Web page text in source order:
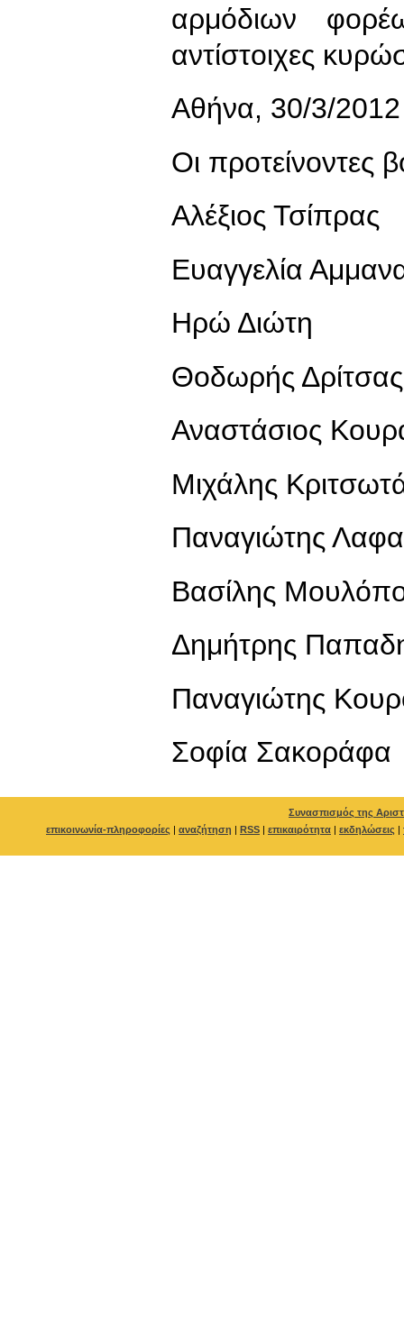
αρμόδιων
αντίστοιχες
Αθήνα, 30/3/2012
Οι προτείνοντες
Αλέξιος Τσίπρας
Ευαγγελία
Ηρώ Διώτη
Θοδωρής Δρίτσας
Αναστάσιος
Μιχάλης
Παναγιώτης
Βασίλης
Δημήτρης
Παναγιώτης
Σοφία Σακοράφα
Συνασπισμός της
επικοινωνία-πληροφορίες | αναζήτηση | RSS | επικαιρότητα | εκδηλώσεις |